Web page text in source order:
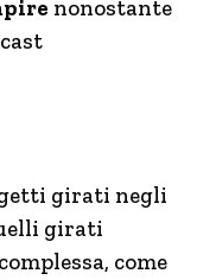
nonostante
girati negli
girati
come